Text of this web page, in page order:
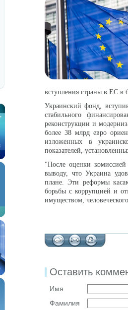
вступления страны в ЕС
Украинский фонд,
стабильного
реконструкции и
более 38 млрд евро
изложенных в
показателей,
"После оценки
выводу, что Украина
плане. Эти реформы
борьбы с коррупцией и
имуществом,
Оставить
Имя
Фамилия